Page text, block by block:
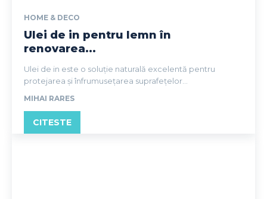
HOME & DECO
Ulei de in pentru lemn în
renovarea...
Ulei de in este o soluție naturală excelentă pentru
protejarea și înfrumusețarea suprafețelor...
MIHAI RARES
CITESTE